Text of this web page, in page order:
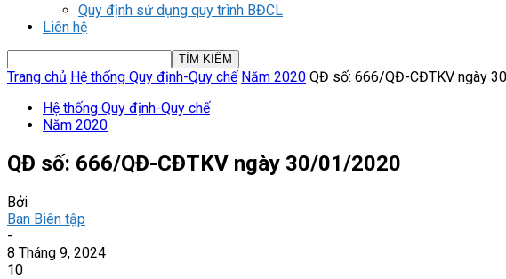
Quy định sử dụng quy trình BĐCL
Liên hệ
Trang chủ Hệ thống Quy định-Quy chế Năm 2020 QĐ số: 666/QĐ-CĐTKV ngày
Hệ thống Quy định-Quy chế
Năm 2020
QĐ số: 666/QĐ-CĐTKV ngày 30/01/2020
Bởi
Ban Biên tập
-
8 Tháng 9, 2024
10